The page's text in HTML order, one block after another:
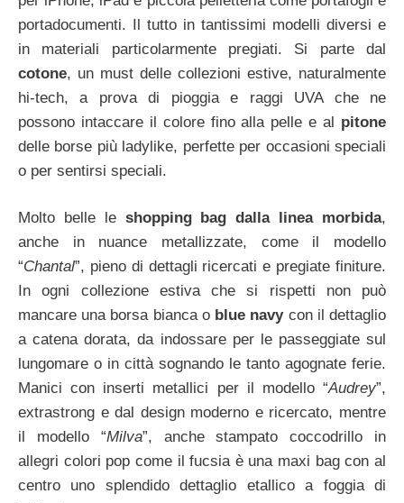
portadocumenti. Il tutto in tantissimi modelli diversi e
in materiali particolarmente pregiati. Si parte dal
cotone, un must delle collezioni estive, naturalmente
hi-tech, a prova di pioggia e raggi UVA che ne
possono intaccare il colore fino alla pelle e al pitone
delle borse più ladylike, perfette per occasioni speciali
o per sentirsi speciali.
Molto belle le shopping bag dalla linea morbida,
anche in nuance metallizzate, come il modello
“Chantal”, pieno di dettagli ricercati e pregiate finiture.
In ogni collezione estiva che si rispetti non può
mancare una borsa bianca o blue navycon il dettaglio
a catena dorata, da indossare per le passeggiate sul
lungomare o in città sognando le tanto agognate ferie.
Manici con inserti metallici per il modello “Audrey”,
extrastrong e dal design moderno e ricercato, mentre
il modello “Milva”, anche stampato coccodrillo in
allegri colori pop come il fucsia è una maxi bag con al
centro uno splendido dettaglio etallico a foggia di